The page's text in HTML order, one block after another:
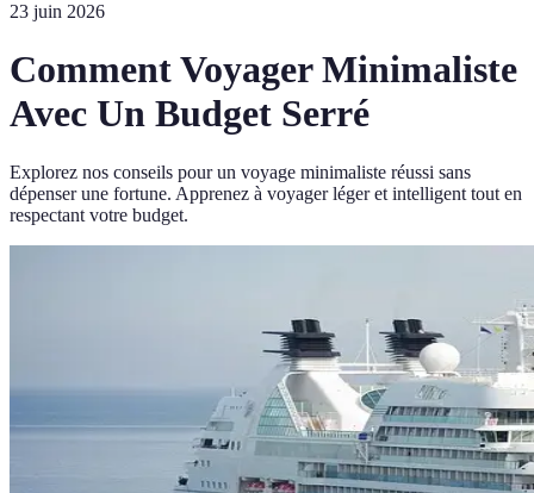
23 juin 2026
Comment Voyager Minimaliste
Avec Un Budget Serré
Explorez nos conseils pour un voyage minimaliste réussi sans
dépenser une fortune. Apprenez à voyager léger et intelligent tout en
respectant votre budget.